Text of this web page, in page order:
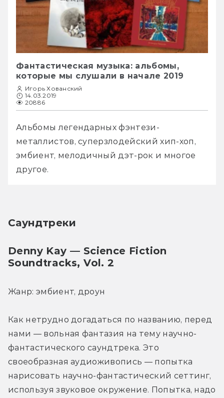
Фантастическая музыка: альбомы,
которые мы слушали в начале 2019
Игорь Хованский
14.03.2019
20886
Альбомы легендарных фэнтези-
металлистов, суперзлодейский хип-хоп,
эмбиент, мелодичный дэт-рок и многое
другое.
Саундтреки
Denny Kay — Science Fiction
Soundtracks, Vol. 2
Жанр: эмбиент, дроун
Как нетрудно догадаться по названию, перед
нами — вольная фантазия на тему научно-
фантастического саундтрека. Это
своеобразная аудиоживопись — попытка
нарисовать научно-фантастический сеттинг,
используя звуковое окружение. Попытка, надо